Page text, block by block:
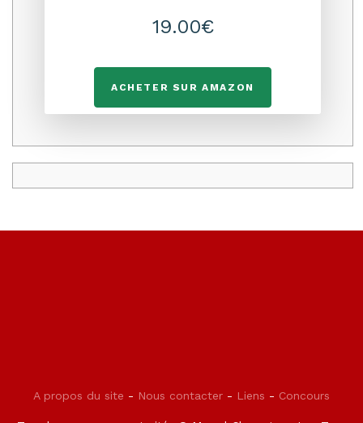
19.00€
ACHETER SUR AMAZON
A propos du site - Nous contacter - Liens - Concours